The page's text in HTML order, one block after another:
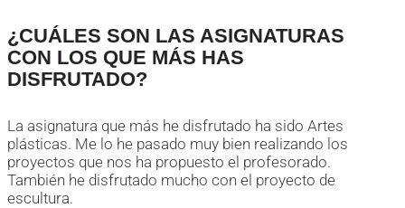
¿CUÁLES SON LAS ASIGNATURAS
CON LOS QUE MÁS HAS
DISFRUTADO?
La asignatura que más he disfrutado ha sido Artes
plásticas. Me lo he pasado muy bien realizando los
proyectos que nos ha propuesto el profesorado.
También he disfrutado mucho con el proyecto de
escultura.